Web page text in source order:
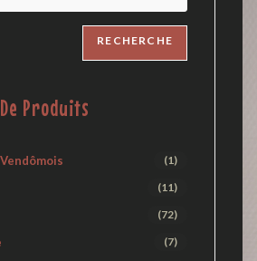
RECHERCHE
Produits
(1)
(11)
(72)
(7)